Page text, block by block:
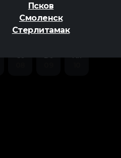
Псков
Смоленск
Стерлитамак
Сб
Вс
Пн